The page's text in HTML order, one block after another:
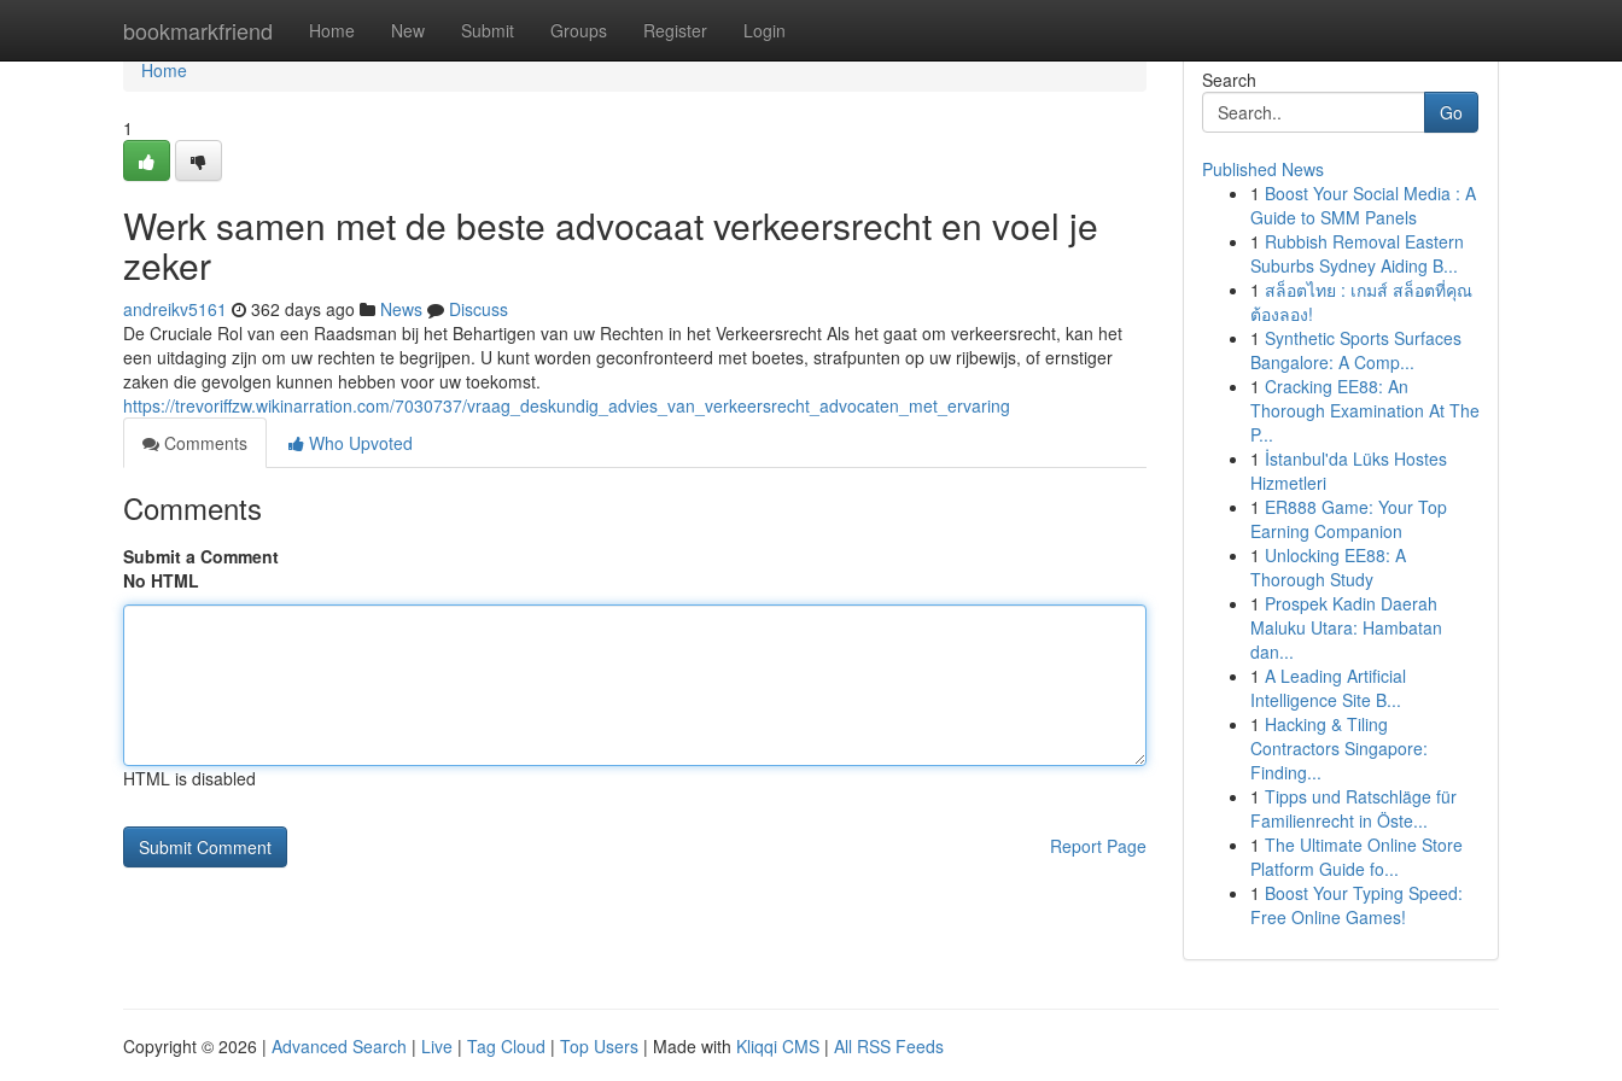
bookmarkfriend Home New Submit Groups Register Login
Home
Home
1
Werk samen met de beste advocaat verkeersrecht en voel je
zeker
andreikv5161 362 days ago News
Discuss
De Cruciale Rol van een Raadsman bij het Behartigen van uw Rechten in het Verkeersrecht Als het gaat om verkeersrecht, kan het
een uitdaging zijn om uw rechten te begrijpen. U kunt worden geconfronteerd met boetes, strafpunten op uw rijbewijs, of ernstiger
zaken die gevolgen kunnen hebben voor uw toekomst.
https://trevoriffzw.wikinarration.com/7030737/vraag_deskundig_advies_van_verkeersrecht_advocaten_met_ervaring
Comments
Who Upvoted
Comments
Submit a Comment
No HTML
HTML is disabled
Report Page
Search
Go
Published News
1 Boost Your Social Media : A
Guide to SMM Panels
1 Rubbish Removal Eastern
Suburbs Sydney Aiding B...
1 สล็อตไทย : เกมส์ สล็อตที่คุณ
ต้องลอง!
1 Synthetic Sports Surfaces
Bangalore: A Comp...
1 Cracking EE88: An
Thorough Examination At The
P...
1 İstanbul'da Lüks Hostes
Hizmetleri
1 ER888 Game: Your Top
Earning Companion
1 Unlocking EE88: A
Thorough Study
1 Prospek Kadin Daerah
Maluku Utara: Hambatan
dan...
1 A Leading Artificial
Intelligence Site B...
1 Hacking & Tiling
Contractors Singapore:
Finding...
1 Tipps und Ratschläge für
Familienrecht in Öste...
1 The Ultimate Online Store
Platform Guide fo...
1 Boost Your Typing Speed:
Free Online Games!
Copyright © 2026 | Advanced Search | Live | Tag Cloud | Top Users | Made with Kliqqi CMS | All RSS Feeds